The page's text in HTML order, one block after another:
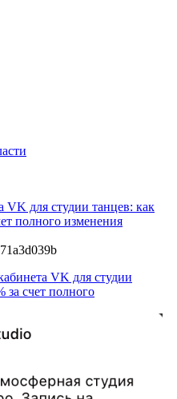
VK для студии танцев: как
полного изменения
VK для студии
за счет полного